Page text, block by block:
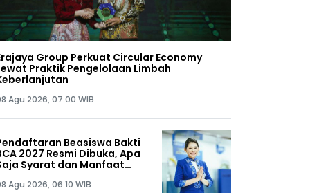
Group Perkuat Circular Economy
Praktik Pengelolaan Limbah
Agu 2026, 07:00 WIB
Beasiswa Bakti
2027 Resmi Dibuka, Apa
Syarat dan Manfaat
Agu 2026, 06:10 WIB